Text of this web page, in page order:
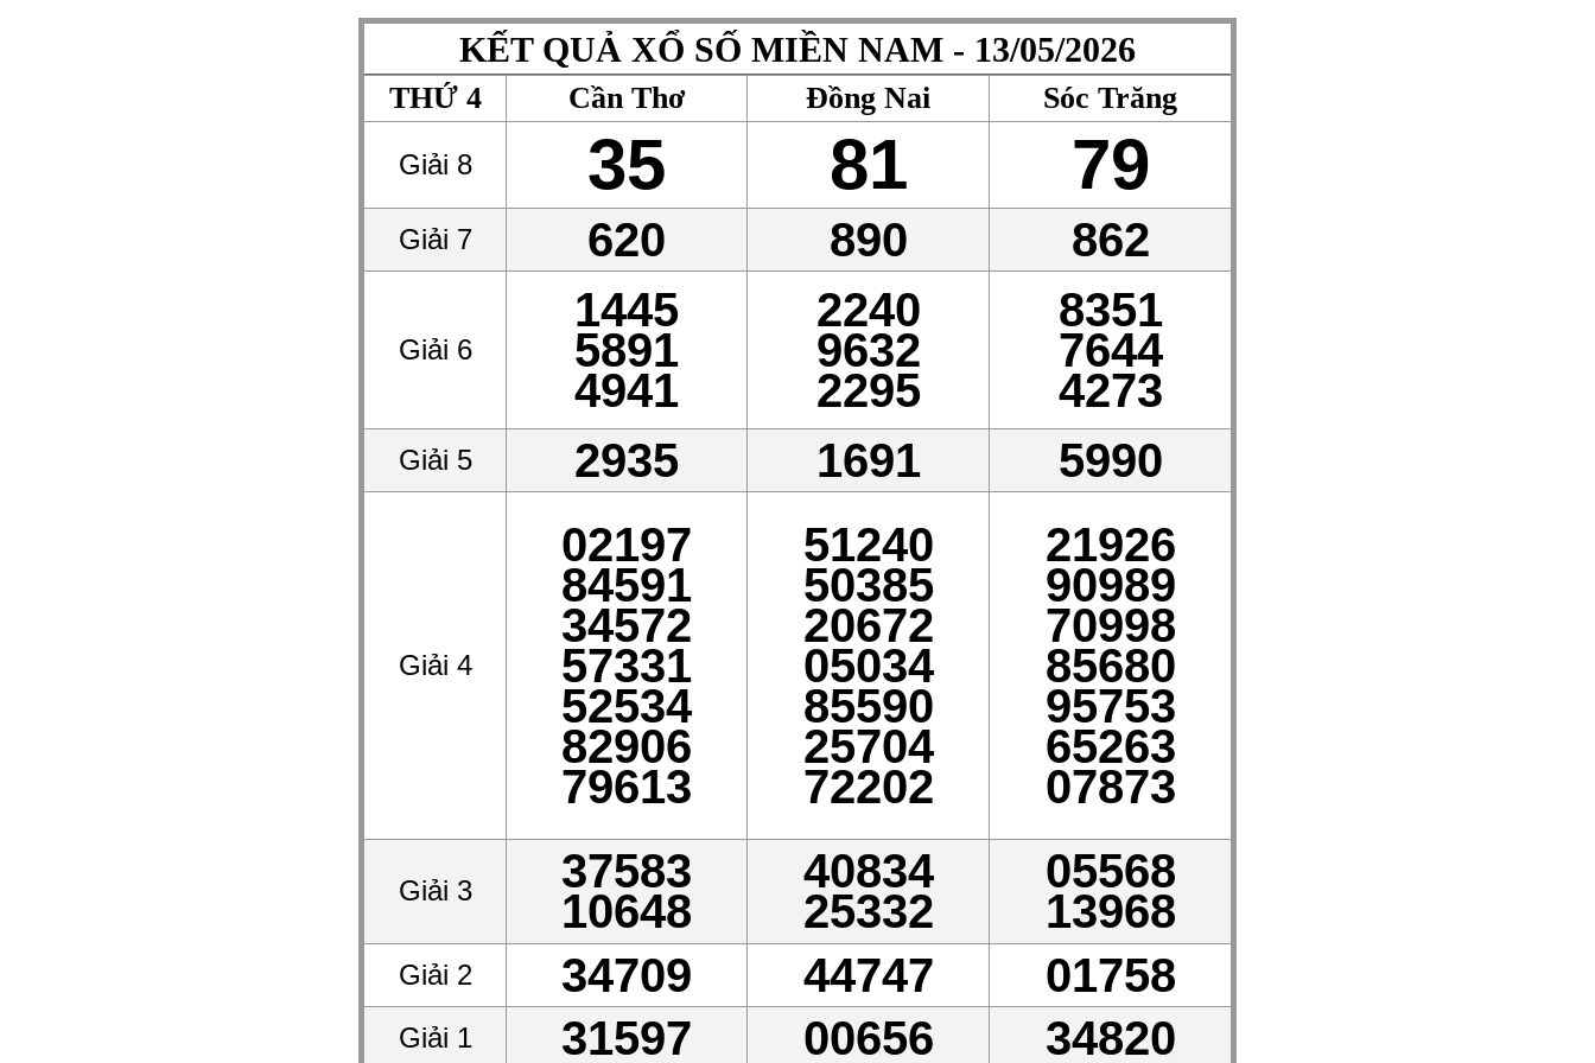
KẾT QUẢ XỔ SỐ MIỀN NAM - 13/05/2026
THỨ 4
Giải 8
Giải 7
Giải 6
Giải 5
Giải 4
Giải 3
Giải 2
Giải 1
Cần Thơ
35
620
1445
5891
4941
2935
02197
84591
34572
57331
52534
82906
79613
37583
10648
34709
31597
Đồng Nai
81
890
2240
9632
2295
1691
51240
50385
20672
05034
85590
25704
72202
40834
25332
44747
00656
Sóc Trăng
79
862
8351
7644
4273
5990
21926
90989
70998
85680
95753
65263
07873
05568
13968
01758
34820